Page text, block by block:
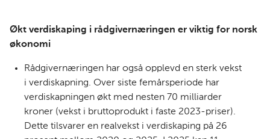
Økt verdiskaping i rådgivernæringen er viktig for norsk
økonomi
Rådgivernæringen har også opplevd en sterk vekst
i verdiskapning. Over siste femårsperiode har
verdiskapningen økt med nesten 70 milliarder
kroner (vekst i bruttoprodukt i faste 2023-priser).
Dette tilsvarer en realvekst i verdiskaping på 26